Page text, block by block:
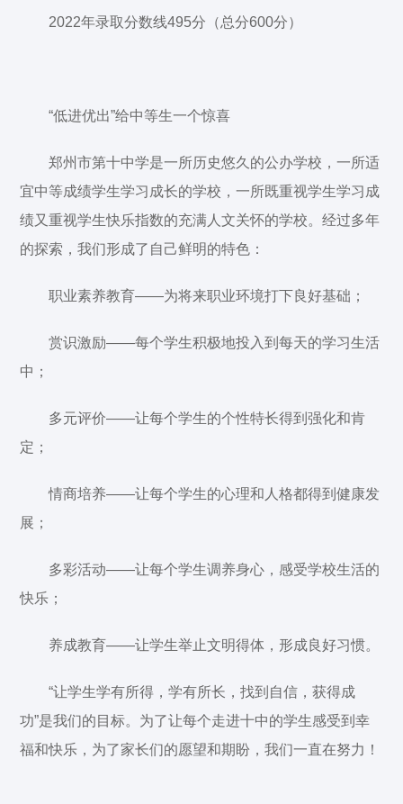
2022年录取分数线495分（总分600分）
“低进优出”给中等生一个惊喜
郑州市第十中学是一所历史悠久的公办学校，一所适
宜中等成绩学生学习成长的学校，一所既重视学生学习成
绩又重视学生快乐指数的充满人文关怀的学校。经过多年
的探索，我们形成了自己鲜明的特色：
职业素养教育——为将来职业环境打下良好基础；
赏识激励——每个学生积极地投入到每天的学习生活
中；
多元评价——让每个学生的个性特长得到强化和肯
定；
情商培养——让每个学生的心理和人格都得到健康发
展；
多彩活动——让每个学生调养身心，感受学校生活的
快乐；
养成教育——让学生举止文明得体，形成良好习惯。
“让学生学有所得，学有所长，找到自信，获得成
功”是我们的目标。为了让每个走进十中的学生感受到幸
福和快乐，为了家长们的愿望和期盼，我们一直在努力！